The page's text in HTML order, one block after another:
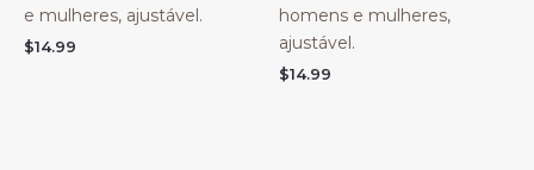
e mulheres, ajustável.
$14.99
homens e mulheres,
ajustável.
$14.99